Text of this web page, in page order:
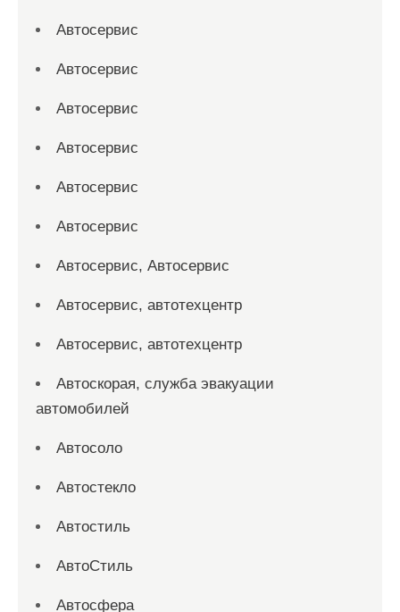
Автосервис
Автосервис
Автосервис
Автосервис
Автосервис
Автосервис
Автосервис, Автосервис
Автосервис, автотехцентр
Автосервис, автотехцентр
Автоскорая, служба эвакуации
автомобилей
Автосоло
Автостекло
Автостиль
АвтоСтиль
Автосфера